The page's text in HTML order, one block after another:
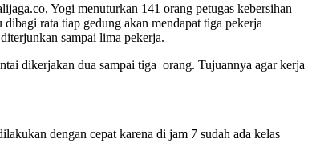
Yogi menuturkan 141 orang petugas kebersihan
rata tiap gedung akan mendapat tiga pekerja
sampai lima pekerja.
dikerjakan dua sampai tiga orang. Tujuannya agar kerja
dengan cepat karena di jam 7 sudah ada kelas